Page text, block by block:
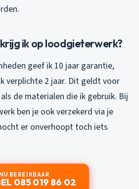
ik op loodgieterwerk?
geef ik 10 jaar garantie,
verplichte 2 jaar. Dit geldt voor
de materialen die ik gebruik. Bij
ben je ook verzekerd via je
er onverhoopt toch iets
BEREIKBAAR
085 019 86 02